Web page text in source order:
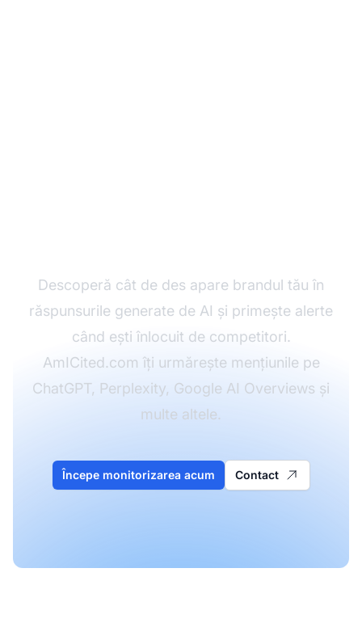
Descoperă cât de des apare brandul tău în
răspunsurile generate de AI și primește alerte
când ești înlocuit de competitori.
AmICited.com îți urmărește mențiunile pe
ChatGPT, Perplexity, Google AI Overviews și
multe altele.
Începe monitorizarea acum Contact